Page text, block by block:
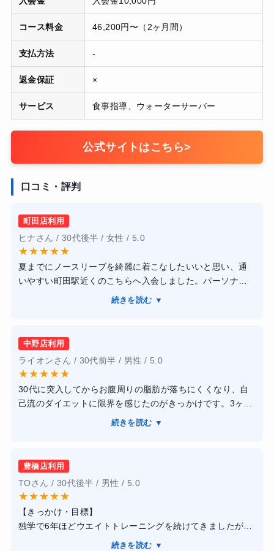
コース料金 46,200円〜（2ヶ月間）
支払方法 -
返金保証 ×
サービス 食事指導、ウォーターサーバー
公式サイトはこちら>
口コミ・評判
町田店利用
ヒナさん / 30代後半 / 女性 / 5.0
★★★★★
夏までにノースリーブを綺麗に着こなしたいいと思い、通
いやすい町田駅近くのこちらへ入会しました。パーソナル
はストイックなイメージでしたが、トレーナーさんが同世
筋肉にしっかり効いている実感がすごいです！ウェアレン
タルもあり、仕事帰りに手ぶらで寄れるのが最高に楽で
す。体重はあまり変わりませんでしたが、気になっていた
二の腕が引き締まりました。食事指導のおかげで食べない
ダイエットを卒業しできたのが一生の財産です。
続きを読む ▼
中野店利用
ライオンさん / 30代前半 / 男性 / 5.0
★★★★★
30代に突入してからお腹周りの脂肪が落ちにくくなり、自
己流のダイエットに限界を感じたのがきっかけです。3ヶ月
でマイナス5キロを目標に、正しい筋トレフォームと食事管
ズナブルで、トレーナーの方も親身になって指導してくれ
ました。トレーニングは毎回限界の手前まで追い込まれま
すが、絶妙なタイミングで声をかけてくれるのでモチベー
ションが維持しやすかったです。食事指導も過度な制限で
はなく、コンビニ等で買える代替案を具体的に提示してく
れるなど、実践的なアドバイスが多かったです。
続きを読む ▼
豊橋店利用
TOさん / 30代後半 / 男性 / 5.0
★★★★★
【きっかけ・目標】
独学で6年ほどウエイトトレーニングを続けてきましたが、
自己流のフォームによる停滞期を感じていたため、プロの
続きを読む ▼